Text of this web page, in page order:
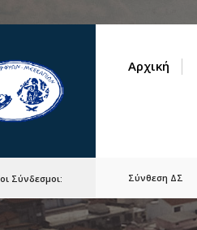
Αρχική
Σύνδεσμοι: Σύνθεση ΔΣ